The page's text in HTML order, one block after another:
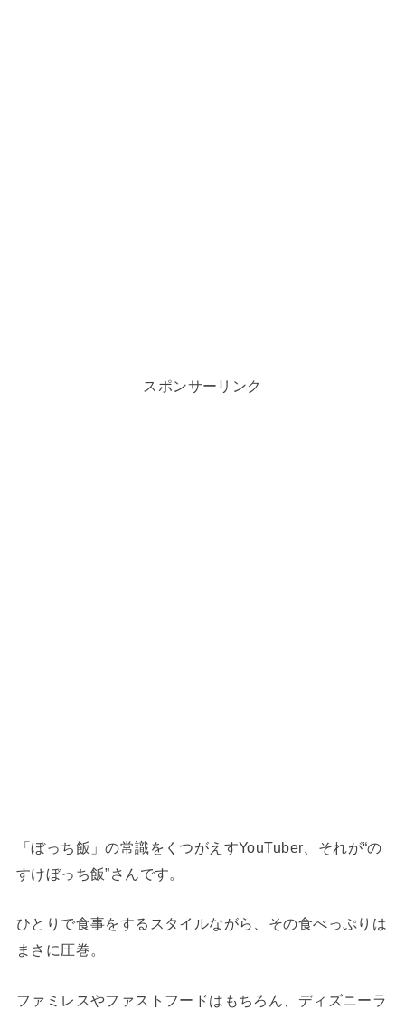
スポンサーリンク
「ぼっち飯」の常識をくつがえすYouTuber、それが“の
すけぼっち飯”さんです。
ひとりで食事をするスタイルながら、その食べっぷりは
まさに圧巻。
ファミレスやファストフードはもちろん、ディズニーラ